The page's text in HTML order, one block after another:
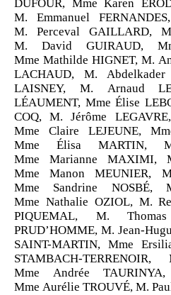
DUFOUR, Mme Karen
M. Emmanuel
M. Perceval GAILLARD,
M. David GUIRAUD,
Mme Mathilde HIGNET, M.
LACHAUD, M.
LAISNEY, M. Arnaud
LÉAUMENT, Mme Élise
COQ, M. Jérôme
Mme Claire LEJEUNE,
Mme Élisa MARTIN,
Mme Marianne MAXIMI,
Mme Manon MEUNIER,
Mme Sandrine NOSBÉ,
Mme Nathalie OZIOL, M.
PIQUEMAL, M.
PRUD’HOMME, M. Jean-
SAINT-MARTIN, Mme
STAMBACH-
Mme Andrée
Mme Aurélie TROUVÉ, M.